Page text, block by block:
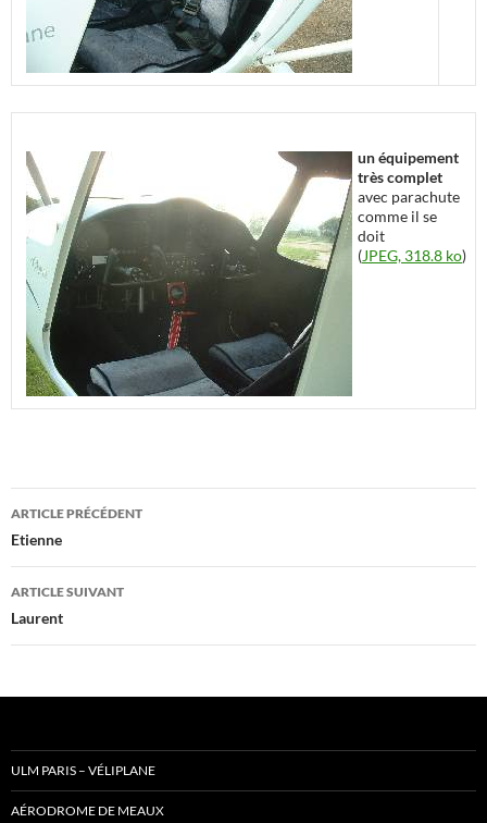
un équipement
très complet
avec parachute
comme il se
doit
(JPEG, 318.8 ko)
Navigation
des
articles
ARTICLE PRÉCÉDENT
Etienne
ARTICLE SUIVANT
Laurent
ULM PARIS – VÉLIPLANE
AÉRODROME DE MEAUX